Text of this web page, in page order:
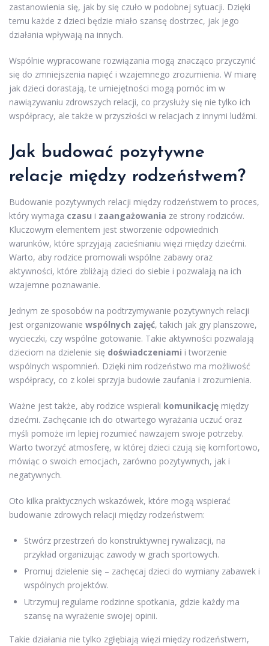
zastanowienia się, jak by się czuło w podobnej sytuacji. Dzięki
temu każde z dzieci będzie miało szansę dostrzec, jak jego
działania wpływają na innych.
Wspólnie wypracowane rozwiązania mogą znacząco przyczynić
się do zmniejszenia napięć i wzajemnego zrozumienia. W miarę
jak dzieci dorastają, te umiejętności mogą pomóc im w
nawiązywaniu zdrowszych relacji, co przysłuży się nie tylko ich
współpracy, ale także w przyszłości w relacjach z innymi ludźmi.
Jak budować pozytywne
relacje między rodzeństwem?
Budowanie pozytywnych relacji między rodzeństwem to proces,
który wymaga czasu i zaangażowania ze strony rodziców.
Kluczowym elementem jest stworzenie odpowiednich
warunków, które sprzyjają zacieśnianiu więzi między dziećmi.
Warto, aby rodzice promowali wspólne zabawy oraz
aktywności, które zbliżają dzieci do siebie i pozwalają na ich
wzajemne poznawanie.
Jednym ze sposobów na podtrzymywanie pozytywnych relacji
jest organizowanie wspólnych zajęć, takich jak gry planszowe,
wycieczki, czy wspólne gotowanie. Takie aktywności pozwalają
dzieciom na dzielenie się doświadczeniami i tworzenie
wspólnych wspomnień. Dzięki nim rodzeństwo ma możliwość
współpracy, co z kolei sprzyja budowie zaufania i zrozumienia.
Ważne jest także, aby rodzice wspierali komunikację między
dziećmi. Zachęcanie ich do otwartego wyrażania uczuć oraz
myśli pomoże im lepiej rozumieć nawzajem swoje potrzeby.
Warto tworzyć atmosferę, w której dzieci czują się komfortowo,
mówiąc o swoich emocjach, zarówno pozytywnych, jak i
negatywnych.
Oto kilka praktycznych wskazówek, które mogą wspierać
budowanie zdrowych relacji między rodzeństwem:
Stwórz przestrzeń do konstruktywnej rywalizacji, na
przykład organizując zawody w grach sportowych.
Promuj dzielenie się – zachęcaj dzieci do wymiany zabawek i
wspólnych projektów.
Utrzymuj regularne rodzinne spotkania, gdzie każdy ma
szansę na wyrażenie swojej opinii.
Takie działania nie tylko zgłębiają więzi między rodzeństwem,